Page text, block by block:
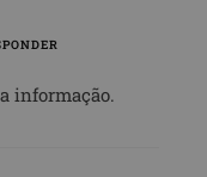
informação.